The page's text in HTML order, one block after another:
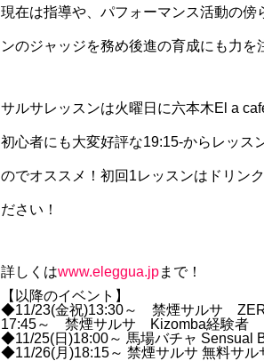
現在は指導や、パフォーマンス活動の
ンのジャッジを務め後進の育成にも力を
サルサレッスンは火曜日に六本木El a
初心者にも大変好評な19:15-からレッス
のでオススメ！初回1レッスンはドリン
ださい！
詳しくはwww.eleggua.jpまで！
【以降のイベント】
◆11/23(金祝)13:30～ 禁煙サルサ
17:45～ 禁煙サルサ Kizomba経験者
◆11/25(日)18:00～ 馬場バチャ Sensual
◆11/26(月)18:15～ 禁煙サルサ 無料サ